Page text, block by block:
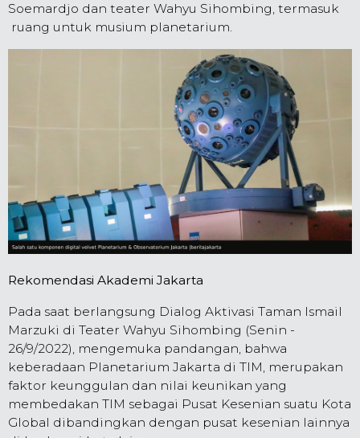
Soemardjo dan teater Wahyu Sihombing, termasuk
ruang untuk musium planetarium.
Rekomendasi Akademi Jakarta
Pada saat berlangsung Dialog Aktivasi Taman Ismail
Marzuki di Teater Wahyu Sihombing (Senin -
26/9/2022), mengemuka pandangan, bahwa
keberadaan Planetarium Jakarta di TIM, merupakan
faktor keunggulan dan nilai keunikan yang
membedakan TIM sebagai Pusat Kesenian suatu Kota
Global dibandingkan dengan pusat kesenian lainnya